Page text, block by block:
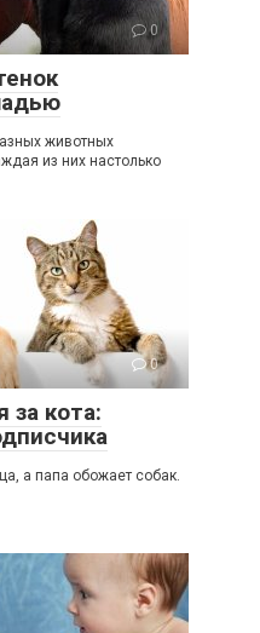
0
животных
из них настолько
0
за кота:
а папа обожает собак.